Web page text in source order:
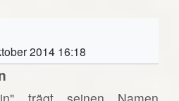
2014 16:18